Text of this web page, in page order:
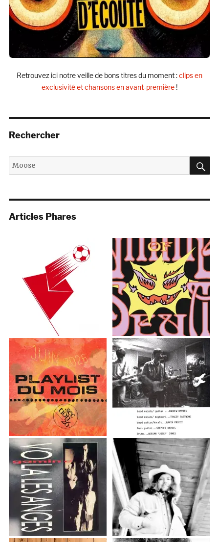
Retrouvez ici notre veille de bons titres du moment :clips en
exclusivité et chansons en avant-première !
Rechercher
Recherche
pour :
Articles Phares